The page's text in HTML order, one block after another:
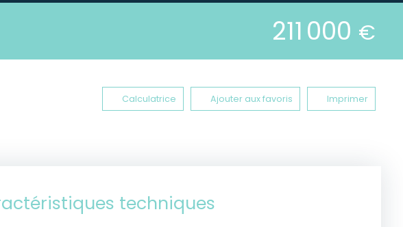
211 000 €
Calculatrice Ajouter aux favoris Imprimer
techniques